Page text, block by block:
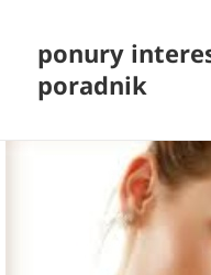
ponury
poradnik